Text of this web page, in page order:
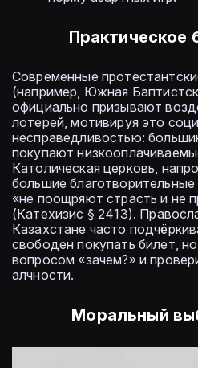
Практическое
Современные
(например, Южная
официально призывают
лотерей, мотивируя это
несправедливостью:
покупают
Католическая церковь,
большие
«не поощряют страсть и не
(Катехизис § 2413).
Казахстане часто
свободен покупать билет,
вопросом «зачем?» и
алчности.
Моральный